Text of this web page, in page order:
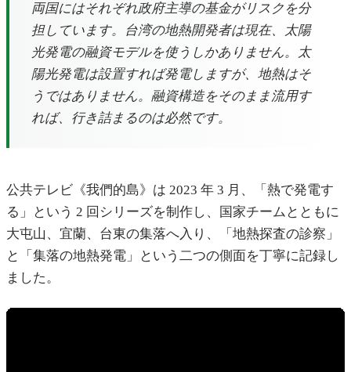
両国にはそれぞれ政府主導の基金がリスクを分
担しています。台湾の地熱開発者は現在、太陽
光発電の融資モデルを使うしかありません。太
陽光発電は設置すれば発電しますが、地熱はそ
うではありません。融資構造をそのまま流用す
れば、行き詰まるのは必然です。
公共テレビ《我們的島》は 2023 年 3 月、「熱で発電す
る」という 2 回シリーズを制作し、国家チームとともに
大屯山、宜蘭、台東の集落へ入り、「地熱探査の診察」
と「集落の地熱発電」という二つの側面を丁寧に記録し
ました。